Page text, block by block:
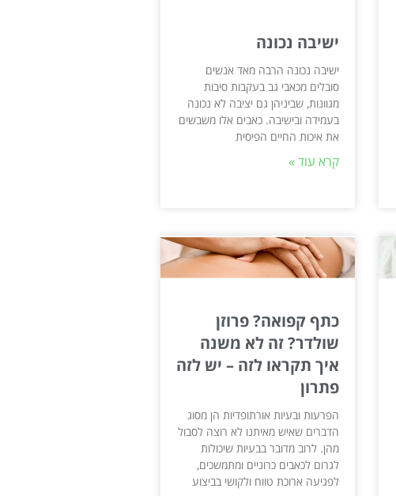
ישיבה נכונה
ישיבה נכונה הרבה מאד אנשים
סובלים מכאבי גב בעקבות סיבות
מגוונות, שביניהן גם יציבה לא נכונה
בעמידה ובישיבה. כאבים אלו משבשים
את איכות החיים הפיסית
קרא עוד »
כתף קפואה? פרוזן
שולדר? זה לא משנה
איך תקראו לזה – יש לזה
פתרון
הפרעות ובעיות אורתופדיות הן מסוג
הדברים שאיש מאיתנו לא רוצה לסבול
מהן. לרוב מדובר בבעיות שיכולות
לגרום לכאבים כרוניים ומתמשכים,
לפגיעה ארוכת טווח ולקושי בביצוע